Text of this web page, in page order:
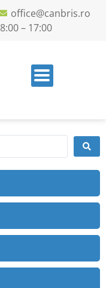
office@canbris.ro
– 17:00